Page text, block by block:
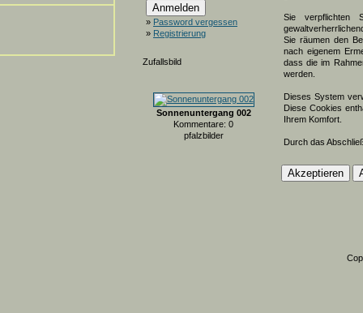
» Password vergessen
» Registrierung
Zufallsbild
Sonnenuntergang 002
Kommentare: 0
pfalzbilder
Sie verpflichten
Sie räumen den
nach eigenem
dass die im
werden.
Dieses System
Diese Cookies
Ihrem Komfort.
Durch das